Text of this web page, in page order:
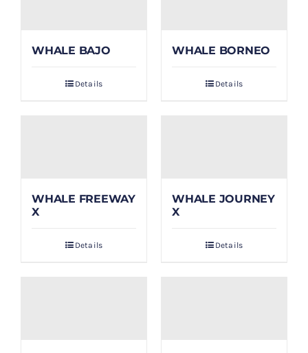
PAYMENT
WHALE BAJO
Details
WHALE BORNEO
Details
WHALE FREEWAY
X
Details
WHALE JOURNEY
X
Details